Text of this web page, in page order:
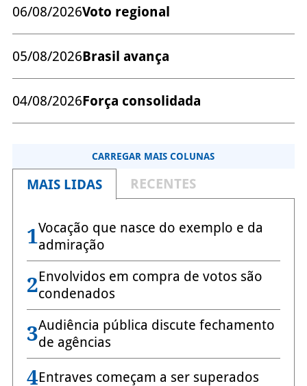
06/08/2026Voto regional
05/08/2026Brasil avança
04/08/2026Força consolidada
CARREGAR MAIS COLUNAS
MAIS LIDAS RECENTES
1Vocação que nasce do exemplo e da
admiração
2Envolvidos em compra de votos são
condenados
3Audiência pública discute fechamento
de agências
4Entraves começam a ser superados